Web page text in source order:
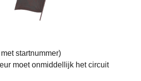
startnummer)
moet onmiddellijk het circuit